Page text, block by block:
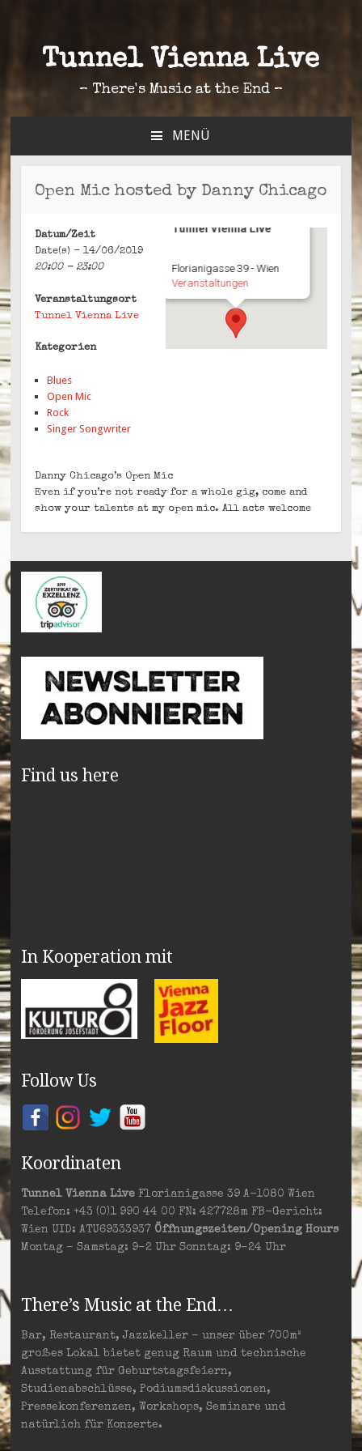
Tunnel Vienna Live
– There's Music at the End –
MENÜ
SPRINGEN
Open Mic hosted by Danny Chicago
Tunnel Vienna Live
Florianigasse 39 - Wien
Veranstaltungen
Datum/Zeit
Date(s) - 14/06/2019
20:00 - 23:00
Veranstaltungsort
Tunnel Vienna Live
Kategorien
Blues
Open Mic
Rock
Singer Songwriter
Danny Chicago’s Open Mic
Even if you’re not ready for a whole gig, come and
show your talents at my open mic. All acts welcome
Find us here
In Kooperation mit
Follow Us
Koordinaten
Tunnel Vienna LiveFlorianigasse 39 A-1080 Wien
Telefon: +43 (0)1 990 44 00 FN: 427728m FB-Gericht:
Wien UID: ATU69333937 Öffnungszeiten/Opening Hours
Montag – Samstag: 9–2 Uhr Sonntag: 9–24 Uhr
There’s Music at the End…
Bar, Restaurant, Jazzkeller – unser über 700m²
großes Lokal bietet genug Raum und technische
Ausstattung für Geburtstagsfeiern,
Studienabschlüsse, Podiumsdiskussionen,
Pressekonferenzen, Workshops, Seminare und
natürlich für Konzerte.